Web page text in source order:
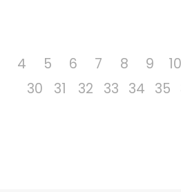
4 5 6 7 8 9 10
30
31 32 33 34 35